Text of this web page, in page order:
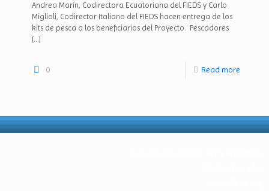
Andrea Marín, Codirectora Ecuatoriana del FIEDS y Carlo
Miglioli, Codirector Italiano del FIEDS hacen entrega de los
kits de pesca a los beneficiarios del Proyecto. Pescadores
[…]
0 Read more